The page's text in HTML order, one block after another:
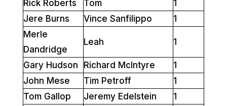
Rick Roberts Tom
1
Jere Burns
Vince Sanfilippo
1
Merle
Dandridge
Leah 1
Gary Hudson Richard McIntyre
1
John Mese
Tim Petroff
1
Tom Gallop
Jeremy Edelstein
1